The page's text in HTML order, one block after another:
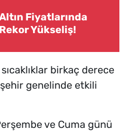
Fiyatlarında
Rekor Yükseliş!
birkaç derece
şehir genelinde etkili
ve Cuma günü